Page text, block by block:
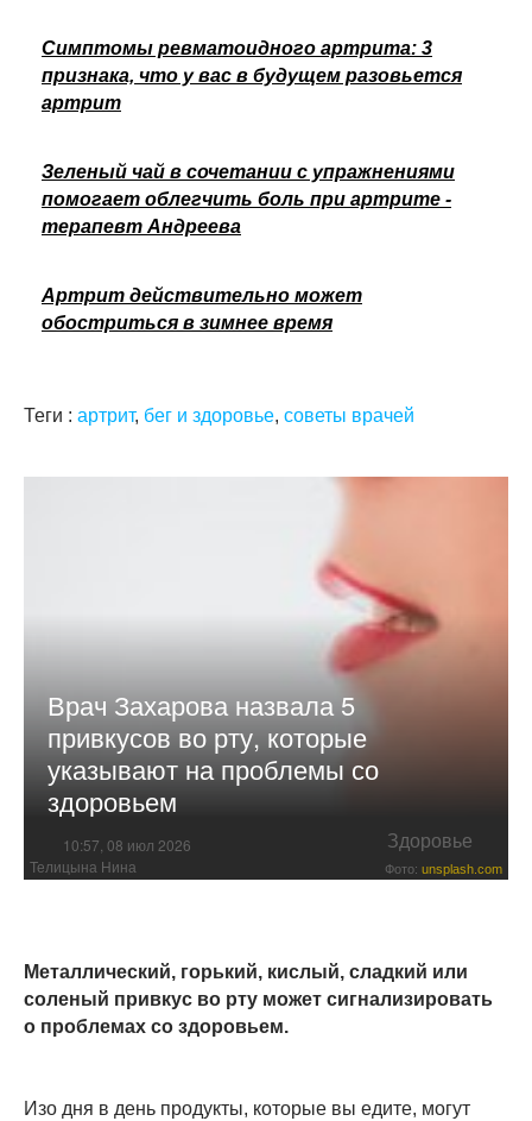
Симптомы ревматоидного артрита: 3
признака, что у вас в будущем разовьется
артрит
Зеленый чай в сочетании с упражнениями
помогает облегчить боль при артрите -
терапевт Андреева
Артрит действительно может
обостриться в зимнее время
Теги : артрит, бег и здоровье, советы врачей
Врач Захарова назвала 5
привкусов во рту, которые
указывают на проблемы со
здоровьем
10:57, 08 июл 2026 Здоровье
Телицына Нина Фото: unsplash.com
Металлический, горький, кислый, сладкий или
соленый привкус во рту может сигнализировать
о проблемах со здоровьем.
Изо дня в день продукты, которые вы едите, могут